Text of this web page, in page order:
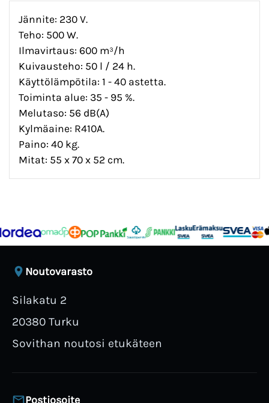
Jännite: 230 V.
Teho: 500 W.
Ilmavirtaus: 600 m³/h
Kuivausteho: 50 l / 24 h.
Käyttölämpötila: 1 - 40 astetta.
Toiminta alue: 35 - 95 %.
Melutaso: 56 dB(A)
Kylmäaine: R410A.
Paino: 40 kg.
Mitat: 55 x 70 x 52 cm.
Noutovarasto
Silakatu 2
20380 Turku
Sovithan noutosi etukäteen
Postiosoite